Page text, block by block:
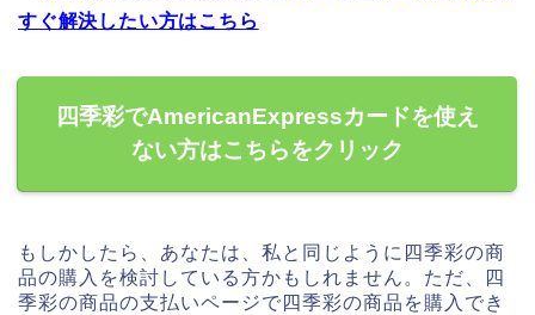
すぐ解決したい方はこちら
四季彩でAmericanExpressカードを使え
ない方はこちらをクリック
もしかしたら、あなたは、私と同じように四季彩の商
品の購入を検討している方かもしれません。ただ、四
季彩の商品の支払いページで四季彩の商品を購入でき